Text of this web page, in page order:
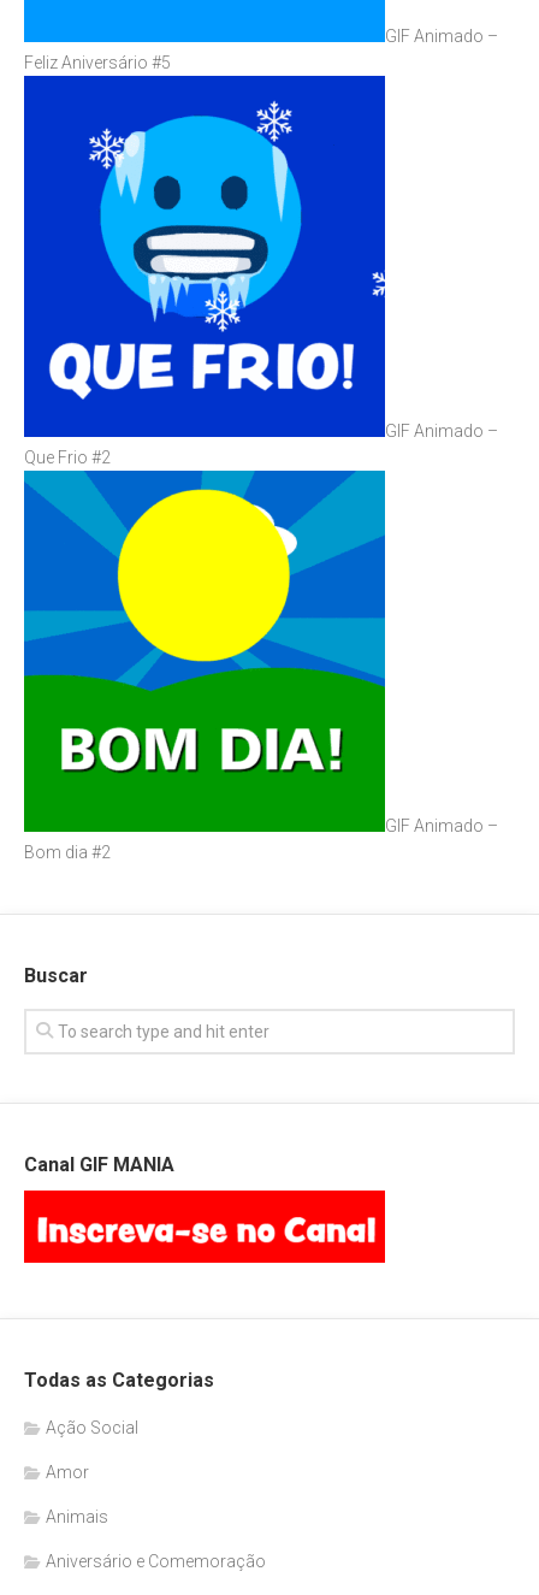
GIF Animado –
Feliz Aniversário #5
GIF Animado –
Que Frio #2
GIF Animado –
Bom dia #2
Buscar
Canal GIF MANIA
Todas as Categorias
Ação Social
Amor
Animais
Aniversário e Comemoração